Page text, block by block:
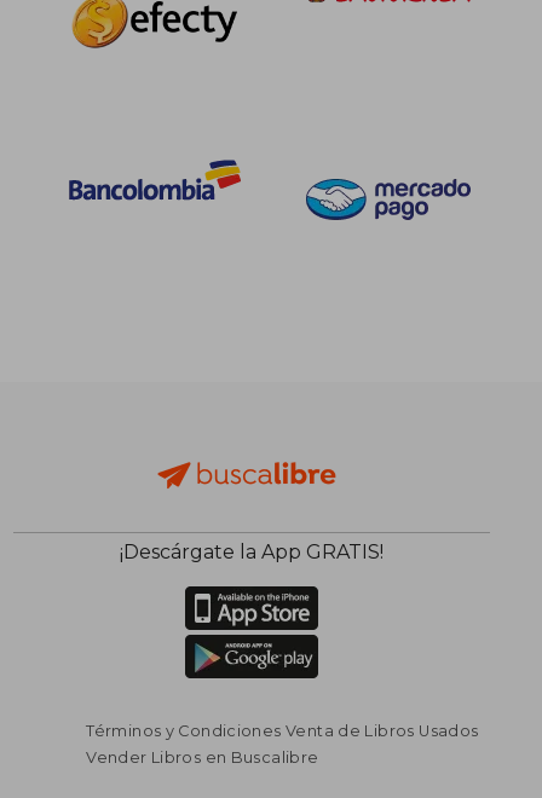
45%
¡Descárgate la App GRATIS!
Términos y Condiciones Venta de Libros Usados
Vender Libros en Buscalibre